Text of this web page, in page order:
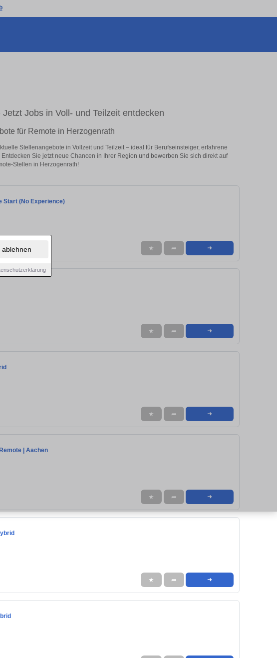
ablehnen
Jobs in Voll- und Teilzeit entdecken
für Remote in Herzogenrath
Stellenangebote in Vollzeit und Teilzeit – ideal für Berufseinsteiger, erfahrene
Sie jetzt neue Chancen in Ihrer Region und bewerben Sie sich direkt auf
Stellen in Herzogenrath!
Start (No Experience)
★ ➦ ➜
★ ➦ ➜
★ ➦ ➜
| Aachen
★ ➦ ➜
★ ➦ ➜